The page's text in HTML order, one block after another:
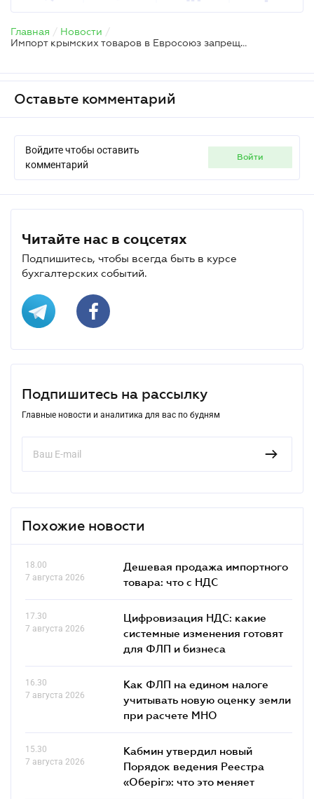
Главная / Новости /
Импорт крымских товаров в Евросоюз запрещен
Оставьте комментарий
Войдите чтобы оставить
комментарий
войти
Читайте нас в соцсетях
Подпишитесь, чтобы всегда быть в курсе
бухгалтерских событий.
Подпишитесь на рассылку
Главные новости и аналитика для вас по будням
Похожие новости
18.00
7 августа 2026
Дешевая продажа импортного
товара: что c НДС
17.30
7 августа 2026
Цифровизация НДС: какие
системные изменения готовят
для ФЛП и бизнеса
16.30
7 августа 2026
Как ФЛП на едином налоге
учитывать новую оценку земли
при расчете МНО
15.30
7 августа 2026
Кабмин утвердил новый
Порядок ведения Реестра
«Оберіг»: что это меняет